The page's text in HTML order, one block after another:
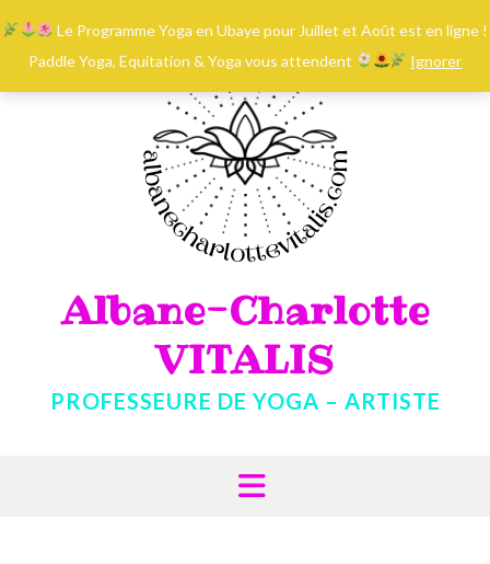
Le Programme Yoga en Ubaye pour Juillet et Août est en ligne !
Paddle Yoga, Equitation & Yoga vous attendent
Ignorer
principal
to
content
Albane-Charlotte
VITALIS
PROFESSEURE DE YOGA – ARTISTE